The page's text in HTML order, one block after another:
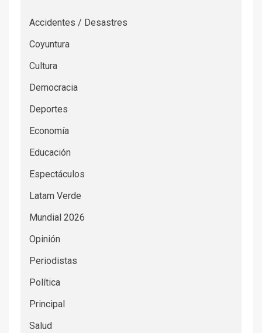
Accidentes / Desastres
Coyuntura
Cultura
Democracia
Deportes
Economía
Educación
Espectáculos
Latam Verde
Mundial 2026
Opinión
Periodistas
Política
Principal
Salud